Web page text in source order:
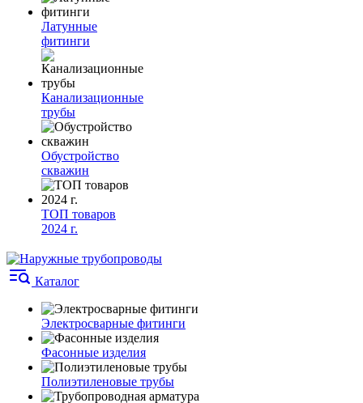
Латунные
фитинги
Канализационные
трубы
Обустройство
скважин
ТОП товаров
2024 г.
Каталог
Электросварные фитинги
Фасонные изделия
Полиэтиленовые трубы